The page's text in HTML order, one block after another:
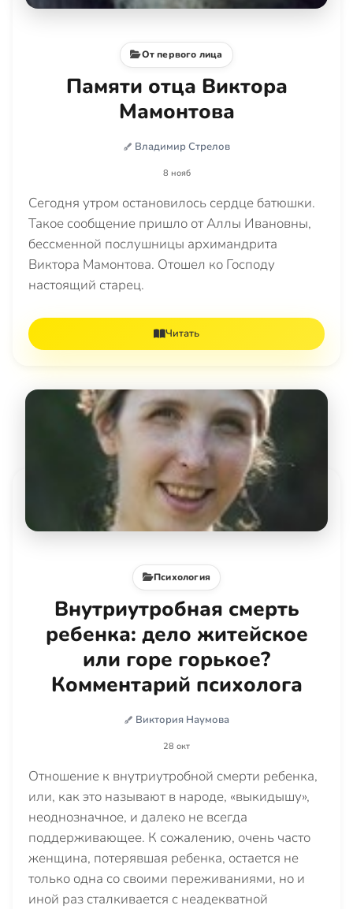
От первого лица
Памяти отца Виктора
Мамонтова
Владимир Стрелов
8 нояб
Сегодня утром остановилось сердце батюшки.
Такое сообщение пришло от Аллы Ивановны,
бессменной послушницы архимандрита
Виктора Мамонтова. Отошел ко Господу
настоящий старец.
Читать
Психология
Внутриутробная смерть
ребенка: дело житейское
или горе горькое?
Комментарий психолога
Виктория Наумова
28 окт
Отношение к внутриутробной смерти ребенка,
или, как это называют в народе, «выкидышу»,
неоднозначное, и далеко не всегда
поддерживающее. К сожалению, очень часто
женщина, потерявшая ребенка, остается не
только одна со своими переживаниями, но и
иной раз сталкивается с неадекватной